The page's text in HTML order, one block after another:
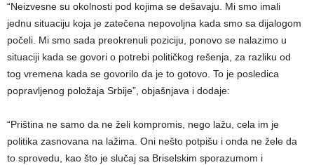
“Neizvesne su okolnosti pod kojima se dešavaju. Mi smo imali
jednu situaciju koja je zatečena nepovoljna kada smo sa dijalogom
počeli. Mi smo sada preokrenuli poziciju, ponovo se nalazimo u
situaciji kada se govori o potrebi političkog rešenja, za razliku od
tog vremena kada se govorilo da je to gotovo. To je posledica
popravljenog položaja Srbije”, objašnjava i dodaje:
“Priština ne samo da ne želi kompromis, nego lažu, cela im je
politika zasnovana na lažima. Oni nešto potpišu i onda ne žele da
to sprovedu, kao što je slučaj sa Briselskim sporazumom i